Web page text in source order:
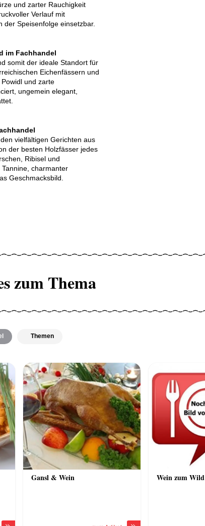
und zarter Rauchigkeit
Verlauf mit
Speisenfolge einsetzbar.
im Fachhandel
somit der ideale Standort für
Eichenfässern und
und zarte
ungemein elegant,
vielfältigen Gerichten aus
der besten Holzfässer jedes
Ribisel und
charmanter
Geschmacksbild.
zum Thema
Themen
Gansl & Wein Wein zum Wild